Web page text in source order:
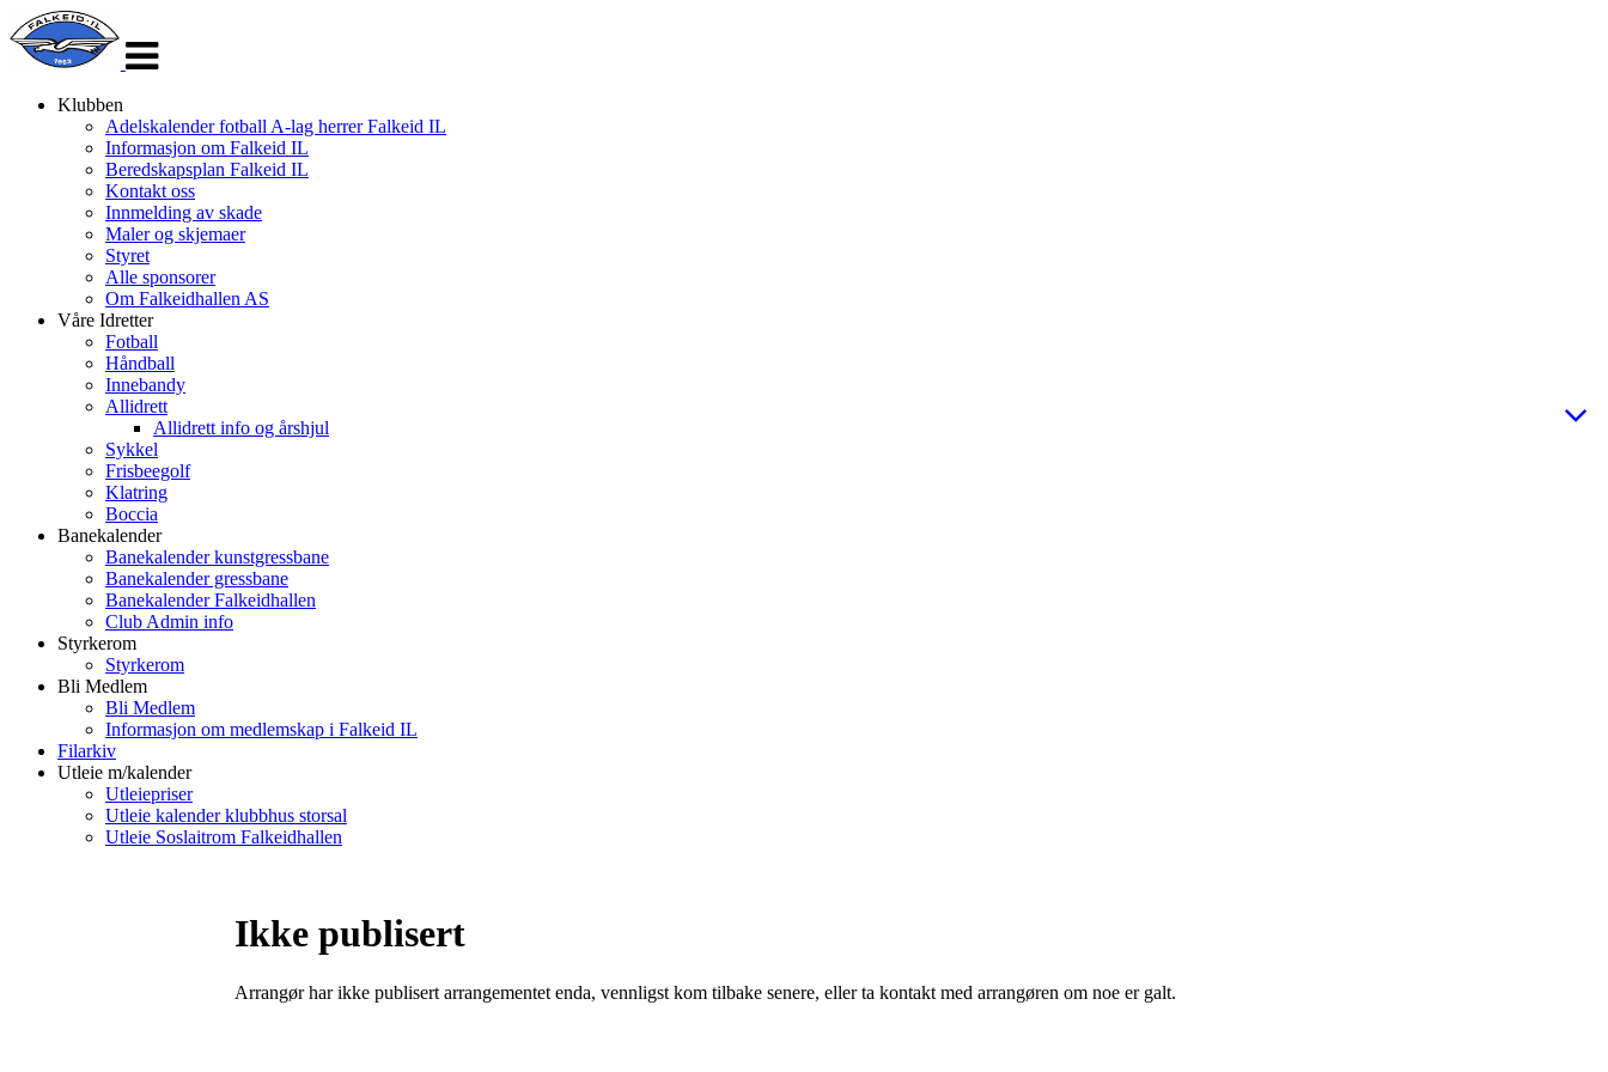
navigasjon
Klubben
Adelskalender fotball A-lag herrer Falkeid IL
Informasjon om Falkeid IL
Beredskapsplan Falkeid IL
Kontakt oss
Innmelding av skade
Maler og skjemaer
Styret
Alle sponsorer
Om Falkeidhallen AS
Våre Idretter
Fotball
Håndball
Innebandy
Allidrett
Allidrett info og årshjul
Sykkel
Frisbeegolf
Klatring
Boccia
Banekalender
Banekalender kunstgressbane
Banekalender gressbane
Banekalender Falkeidhallen
Club Admin info
Styrkerom
Styrkerom
Bli Medlem
Bli Medlem
Informasjon om medlemskap i Falkeid IL
Filarkiv
Utleie m/kalender
Utleiepriser
Utleie kalender klubbhus storsal
Utleie Soslaitrom Falkeidhallen
Ikke publisert
Arrangør har ikke publisert arrangementet enda, vennligst kom tilbake senere, eller ta kontakt med arrangøren om noe er galt.